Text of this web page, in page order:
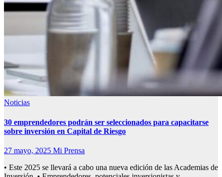
Noticias
30 emprendedores podrán ser seleccionados para capacitarse
sobre inversión en Capital de Riesgo
27 mayo, 2025 Mi Prensa
• Este 2025 se llevará a cabo una nueva edición de las Academias de